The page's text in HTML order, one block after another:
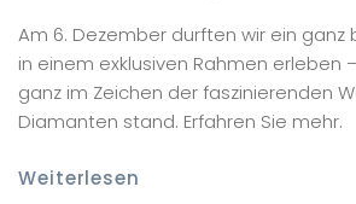
Am 6. Dezember durften wir ein ganz
in einem exklusiven Rahmen erleben
ganz im Zeichen der faszinierenden
Diamanten stand. Erfahren Sie mehr.
Weiterlesen